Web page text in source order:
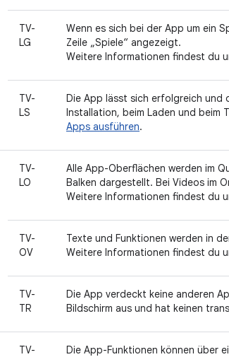
TV-
LG
Wenn es sich bei der App um ein
Zeile „Spiele“ angezeigt.
Weitere Informationen findest du
TV-
LS
Die App lässt sich erfolgreich und
Installation, beim Laden und beim
Apps ausführen.
TV-
LO
Alle App-Oberflächen werden im
Balken dargestellt. Bei Videos im
Weitere Informationen findest du
TV-
OV
Texte und Funktionen werden in
Weitere Informationen findest du
TV-
TR
Die App verdeckt keine anderen
Bildschirm aus und hat keinen
TV-
Die App-Funktionen können über